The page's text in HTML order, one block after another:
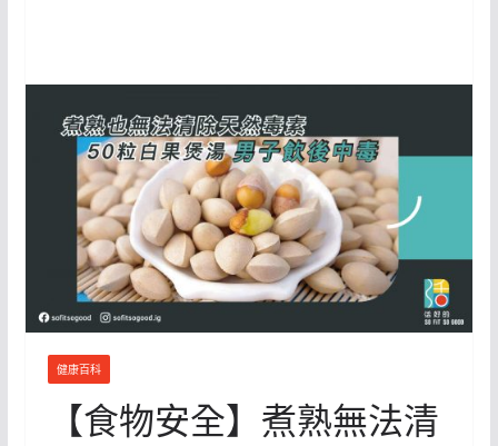
健康百科
【食物安全】煮熟無法清